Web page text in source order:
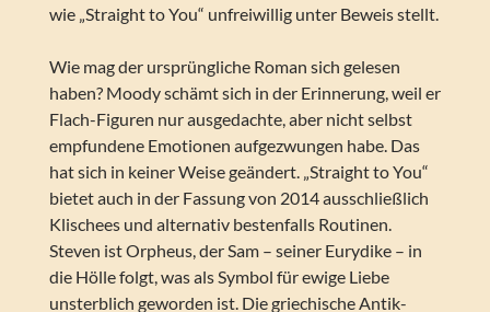
wie „Straight to You“ unfreiwillig unter Beweis stellt.
Wie mag der ursprüngliche Roman sich gelesen
haben? Moody schämt sich in der Erinnerung, weil er
Flach-Figuren nur ausgedachte, aber nicht selbst
empfundene Emotionen aufgezwungen habe. Das
hat sich in keiner Weise geändert. „Straight to You“
bietet auch in der Fassung von 2014 ausschließlich
Klischees und alternativ bestenfalls Routinen.
Steven ist Orpheus, der Sam – seiner Eurydike – in
die Hölle folgt, was als Symbol für ewige Liebe
unsterblich geworden ist. Die griechische Antik-